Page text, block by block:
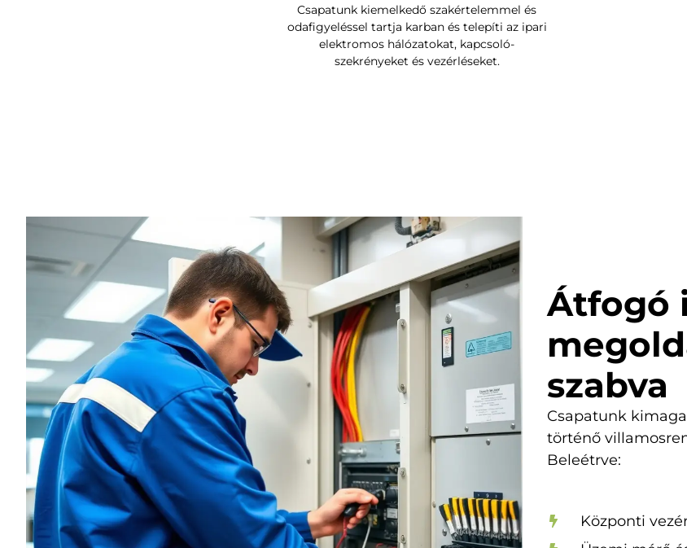
Csapatunk kiemelkedő szakértelemmel és
odafigyeléssel tartja karban és telepíti az ipari
elektromos hálózatokat, kapcsoló-
szekrényeket és vezérléseket.
Átfogó
szabva
Csapatunk
történő
Beleétrve:
Központi